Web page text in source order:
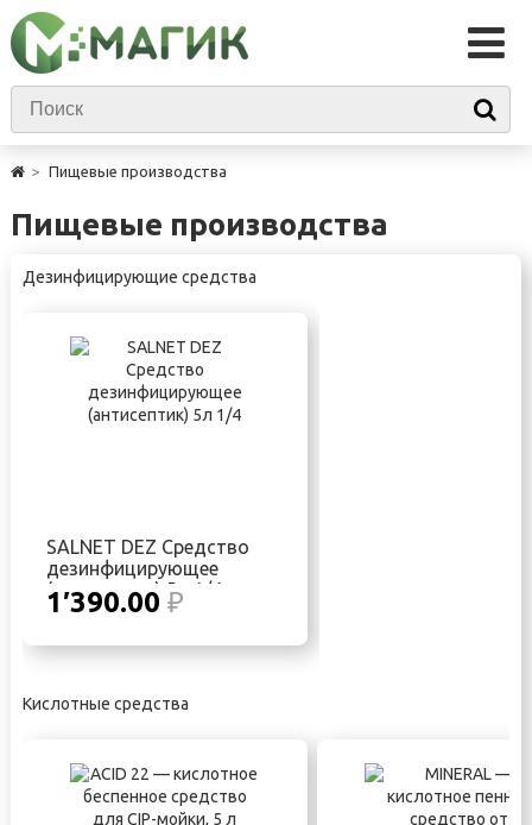
Пищевые производства
Пищевые производства
Дезинфицирующие средства
SALNET DEZ Средство
дезинфицирующее
(антисептик) 5л 1/4
1′390.00 ₽
Кислотные средства